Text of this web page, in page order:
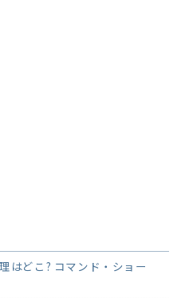
はどこ? コマンド・ショー